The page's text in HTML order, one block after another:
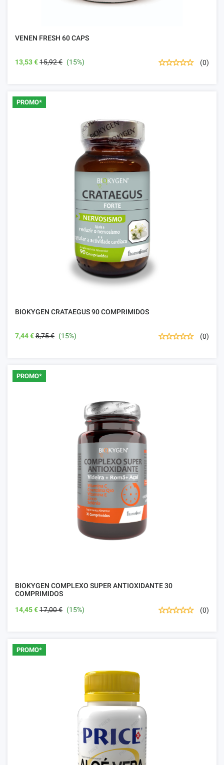
VENEN FRESH 60 CAPS
13,53 €15,92 € (15%) (0)
PROMO*
BIOKYGEN CRATAEGUS 90 COMPRIMIDOS
7,44 €8,75 € (15%) (0)
PROMO*
BIOKYGEN COMPLEXO SUPER ANTIOXIDANTE 30
COMPRIMIDOS
14,45 €17,00 € (15%) (0)
PROMO*